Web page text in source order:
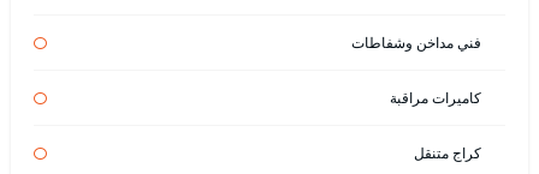
فني مداخن وشفاطات
كاميرات مراقبة
كراج متنقل